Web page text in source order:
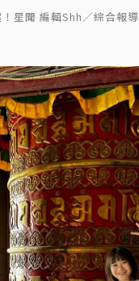
星聞 編輯Shh／綜合報導